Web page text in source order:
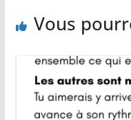
Vous